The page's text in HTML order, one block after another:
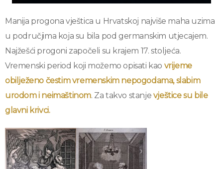
Manija progona vještica u Hrvatskoj najviše maha uzima
u područjima koja su bila pod germanskim utjecajem.
Najžešći progoni započeli su krajem 17. stoljeća.
Vremenski period koji možemo opisati kao vrijeme
obilježeno čestim vremenskim nepogodama, slabim
urodom i neimaštinom. Za takvo stanje vještice su bile
glavni krivci.